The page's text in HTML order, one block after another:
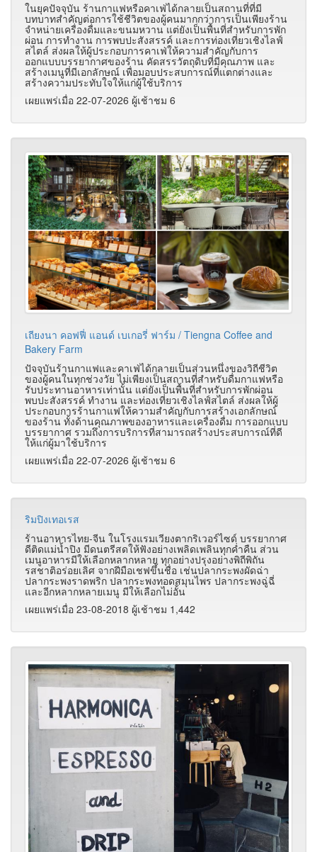
ในยุคปัจจุบัน ร้านกาแฟหรือคาเฟ่ได้กลายเป็นสถานที่ที่มี
บทบาทสำคัญต่อการใช้ชีวิตของผู้คนมากกว่าการเป็นเพียงร้าน
จำหน่ายเครื่องดื่มและขนมหวาน แต่ยังเป็นพื้นที่สำหรับการพัก
ผ่อน การทำงาน การพบปะสังสรรค์ และการท่องเที่ยวเชิงไลฟ์
สไตล์ ส่งผลให้ผู้ประกอบการคาเฟ่ให้ความสำคัญกับการ
ออกแบบบรรยากาศของร้าน คัดสรรวัตถุดิบที่มีคุณภาพ และ
สร้างเมนูที่มีเอกลักษณ์ เพื่อมอบประสบการณ์ที่แตกต่างและ
สร้างความประทับใจให้แก่ผู้ใช้บริการ
เผยแพร่เมื่อ 22-07-2026 ผู้เช้าชม 6
เถียงนา คอฟฟี่ แอนด์ เบเกอรี่ ฟาร์ม / Tiengna Coffee and
Bakery Farm
ปัจจุบันร้านกาแฟและคาเฟ่ได้กลายเป็นส่วนหนึ่งของวิถีชีวิต
ของผู้คนในทุกช่วงวัย ไม่เพียงเป็นสถานที่สำหรับดื่มกาแฟหรือ
รับประทานอาหารเท่านั้น แต่ยังเป็นพื้นที่สำหรับการพักผ่อน
พบปะสังสรรค์ ทำงาน และท่องเที่ยวเชิงไลฟ์สไตล์ ส่งผลให้ผู้
ประกอบการร้านกาแฟให้ความสำคัญกับการสร้างเอกลักษณ์
ของร้าน ทั้งด้านคุณภาพของอาหารและเครื่องดื่ม การออกแบบ
บรรยากาศ รวมถึงการบริการที่สามารถสร้างประสบการณ์ที่ดี
ให้แก่ผู้มาใช้บริการ
เผยแพร่เมื่อ 22-07-2026 ผู้เช้าชม 6
ริมปิงเทอเรส
ร้านอาหารไทย-จีน ในโรงแรมเวียงตากริเวอร์ไซด์ บรรยากาศ
ดีติดแม่น้ำปิง มีดนตรีสดให้ฟังอย่างเพลิดเพลินทุกค่ำคืน ส่วน
เมนูอาหารมีให้เลือกหลากหลาย ทุกอย่างปรุงอย่างพิถีพิถัน
รสชาติอร่อยเลิศ จากฝีมือเชฟขึ้นชื่อ เช่นปลากระพงผัดฉ่า
ปลากระพงราดพริก ปลากระพงทอดสมุนไพร ปลากระพงฉู่ฉี่
และอีกหลากหลายเมนู มีให้เลือกไม่อั้น
เผยแพร่เมื่อ 23-08-2018 ผู้เช้าชม 1,442